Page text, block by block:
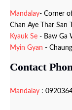
Mandalay- Corner
Chan Aye Thar San
Kyauk Se - Baw Ga
Myin Gyan -
Contact
Mandalay :